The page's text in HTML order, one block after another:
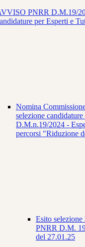
PNRR D.M.19/
per Esperti e
Nomina
selezione
D.M.n.19/2024 -
percorsi "Riduzione
Esito
PNRR D.M.
del 27.01.25